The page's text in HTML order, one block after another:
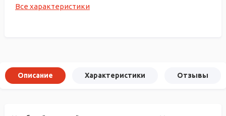
Все характеристики
Описание Характеристики Отзывы